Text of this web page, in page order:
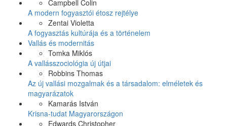
Campbell Colin
A modern fogyasztói étosz rejtélye
Zentai Violetta
A fogyasztás kultúrája és a történelem
Vallás és modernitás
Tomka Miklós
A vallásszociológia új útjai
Robbins Thomas
Az új vallási mozgalmak és a társadalom: elméletek és
magyarázatok
Kamarás István
Krisna-tudat Magyarországon
Edwards Christopher